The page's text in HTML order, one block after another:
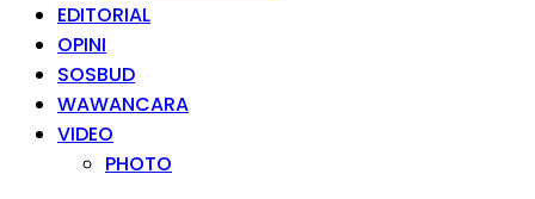
EDITORIAL
OPINI
SOSBUD
WAWANCARA
VIDEO
PHOTO